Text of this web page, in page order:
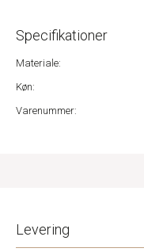
Specifikationer
Materiale:
Køn:
Varenummer:
Levering